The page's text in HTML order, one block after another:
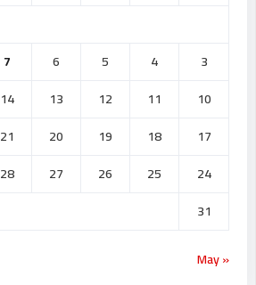
3
4
5
6
7
10
11
12
13
14
17
18
19
20
21
24
25
26
27
28
31
« May